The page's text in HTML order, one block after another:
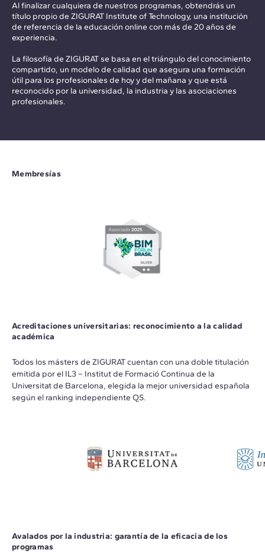
Al finalizar cualquiera de nuestros programas, obtendrás un
título propio de ZIGURAT Institute of Technology, una institución
de referencia de la educación online con más de 20 años de
experiencia.
La filosofía de ZIGURAT se basa en el triángulo del conocimiento
compartido, un modelo de calidad que asegura una formación
útil para los profesionales de hoy y del mañana y que está
reconocido por la universidad, la industria y las asociaciones
profesionales.
Membresías
Acreditaciones universitarias: reconocimiento a la calidad
académica
Todos los másters de ZIGURAT cuentan con una doble titulación
emitida por el IL3 – Institut de Formació Continua de la
Universitat de Barcelona, elegida la mejor universidad española
según el ranking independiente QS.
Avalados por la industria: garantía de la eficacia de los
programas